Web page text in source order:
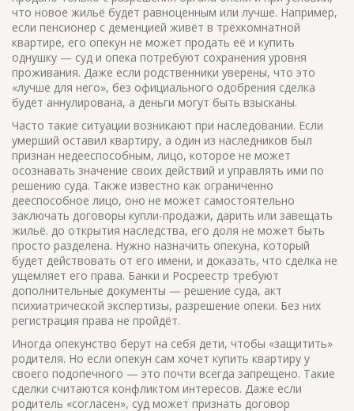
что новое жильё будет равноценным или лучше. Например,
если пенсионер с деменцией живёт в трёхкомнатной
квартире, его опекун не может продать её и купить
однушку — суд и опека потребуют сохранения уровня
проживания. Даже если родственники уверены, что это
«лучше для него», без официального одобрения сделка
будет аннулирована, а деньги могут быть взысканы.
Часто такие ситуации возникают при наследовании. Если
умерший оставил квартиру, а один из наследников был
признан недееспособным, лицо, которое не может
осознавать значение своих действий и управлять ими по
решению суда. Также известно как ограниченно
дееспособное лицо, оно не может самостоятельно
заключать договоры купли-продажи, дарить или завещать
жильё. до открытия наследства, его доля не может быть
просто разделена. Нужно назначить опекуна, который
будет действовать от его имени, и доказать, что сделка не
ущемляет его права. Банки и Росреестр требуют
дополнительные документы — решение суда, акт
психиатрической экспертизы, разрешение опеки. Без них
регистрация права не пройдёт.
Иногда опекунство берут на себя дети, чтобы «защитить»
родителя. Но если опекун сам хочет купить квартиру у
своего подопечного — это почти всегда запрещено. Такие
сделки считаются конфликтом интересов. Даже если
родитель «согласен», суд может признать договор